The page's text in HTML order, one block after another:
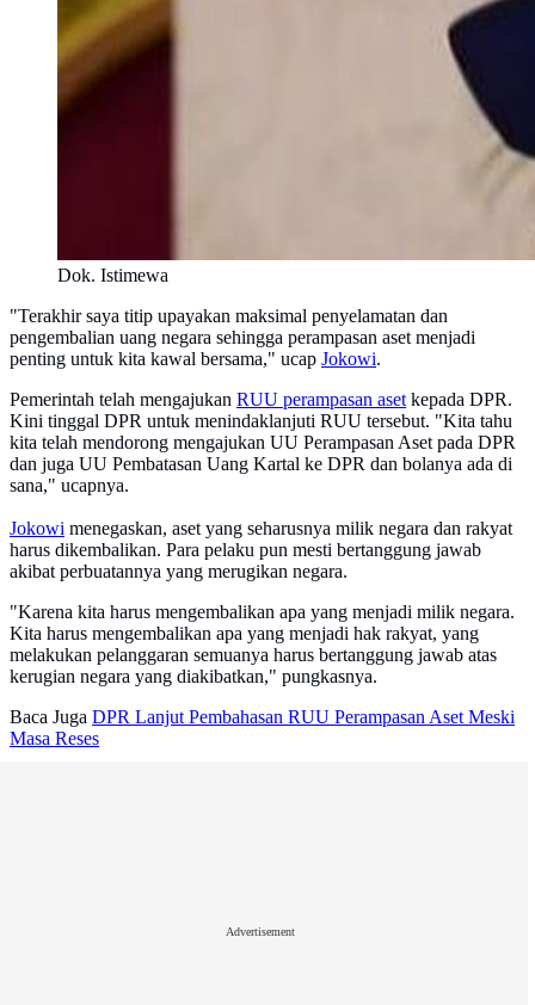
Dok. Istimewa
"Terakhir saya titip upayakan maksimal penyelamatan dan
pengembalian uang negara sehingga perampasan aset menjadi
penting untuk kita kawal bersama," ucap Jokowi.
Pemerintah telah mengajukan RUU perampasan aset kepada DPR.
Kini tinggal DPR untuk menindaklanjuti RUU tersebut. "Kita tahu
kita telah mendorong mengajukan UU Perampasan Aset pada DPR
dan juga UU Pembatasan Uang Kartal ke DPR dan bolanya ada di
sana," ucapnya.
Jokowi menegaskan, aset yang seharusnya milik negara dan rakyat
harus dikembalikan. Para pelaku pun mesti bertanggung jawab
akibat perbuatannya yang merugikan negara.
"Karena kita harus mengembalikan apa yang menjadi milik negara.
Kita harus mengembalikan apa yang menjadi hak rakyat, yang
melakukan pelanggaran semuanya harus bertanggung jawab atas
kerugian negara yang diakibatkan," pungkasnya.
Baca Juga DPR Lanjut Pembahasan RUU Perampasan Aset Meski
Masa Reses
Advertisement